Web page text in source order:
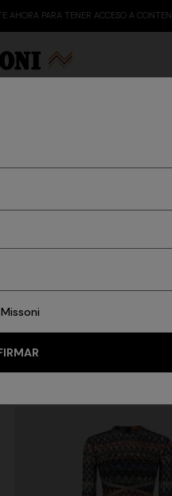
ACCESO A CONTENIDO EXCLUSIVO
midi
Prendas de abrigo